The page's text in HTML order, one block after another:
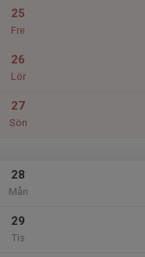
25
Fre
26
Lör
27
Sön
28
Mån
29
Tis